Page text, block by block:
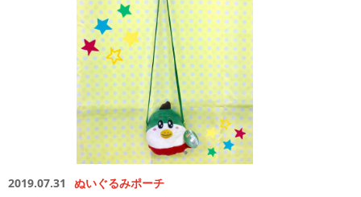
2019.07.31 ぬいぐるみポーチ